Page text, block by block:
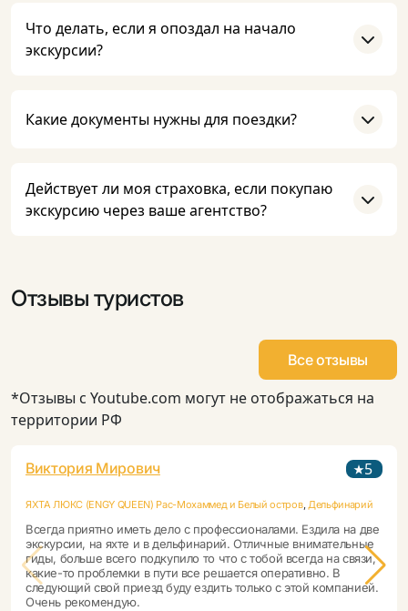
Что делать, если я опоздал на начало
экскурсии?
Какие документы нужны для поездки?
Действует ли моя страховка, если покупаю
экскурсию через ваше агентство?
Отзывы туристов
Все отзывы
*Отзывы с Youtube.com могут не отображаться на
территории РФ
Виктория Мирович 5
ЯХТА ЛЮКС (ENGY QUEEN) Рас-Мохаммед и Белый остров,Дельфинарий
Всегда приятно иметь дело с профессионалами. Ездила на две
экскурсии, на яхте и в дельфинарий. Отличные внимательные
гиды, больше всего подкупило то что с тобой всегда на связи,
какие-то проблемки в пути все решается оперативно. В
следующий свой приезд буду ездить только с этой компанией.
Очень рекомендую.